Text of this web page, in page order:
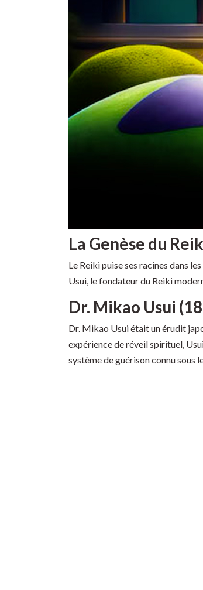
La Genèse du
Le Reiki puise ses racines dans
Usui, le fondateur du Reiki
Dr. Mikao Usui
Dr. Mikao Usui était un érudit
expérience de réveil spirituel,
système de guérison connu sous